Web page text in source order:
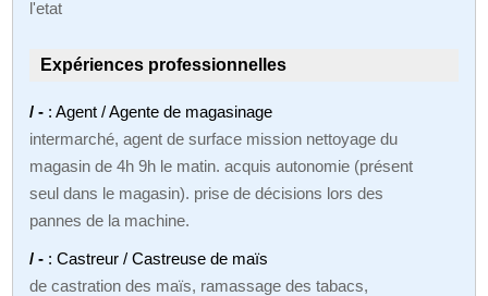
l'etat
Expériences professionnelles
/ - : Agent / Agente de magasinage
intermarché, agent de surface mission nettoyage du
magasin de 4h 9h le matin. acquis autonomie (présent
seul dans le magasin). prise de décisions lors des
pannes de la machine.
/ - : Castreur / Castreuse de maïs
de castration des maïs, ramassage des tabacs,